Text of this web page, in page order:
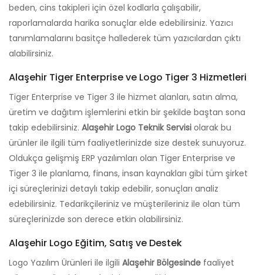
beden, cins takipleri için özel kodlarla çalışabilir,
raporlamalarda harika sonuçlar elde edebilirsiniz. Yazıcı
tanımlamalarını basitçe hallederek tüm yazıcılardan çıktı
alabilirsiniz.
Alaşehir Tiger Enterprise ve Logo Tiger 3 Hizmetleri
Tiger Enterprise ve Tiger 3 ile hizmet alanları, satın alma,
üretim ve dağıtım işlemlerini etkin bir şekilde baştan sona
takip edebilirsiniz. Alaşehir Logo Teknik Servisi olarak bu
ürünler ile ilgili tüm faaliyetlerinizde size destek sunuyoruz.
Oldukça gelişmiş ERP yazılımları olan Tiger Enterprise ve
Tiger 3 ile planlama, finans, insan kaynakları gibi tüm şirket
içi süreçlerinizi detaylı takip edebilir, sonuçları analiz
edebilirsiniz. Tedarikçileriniz ve müşterileriniz ile olan tüm
süreçlerinizde son derece etkin olabilirsiniz.
Alaşehir Logo Eğitim, Satış ve Destek
Logo Yazılım Ürünleri ile ilgili Alaşehir Bölgesinde faaliyet